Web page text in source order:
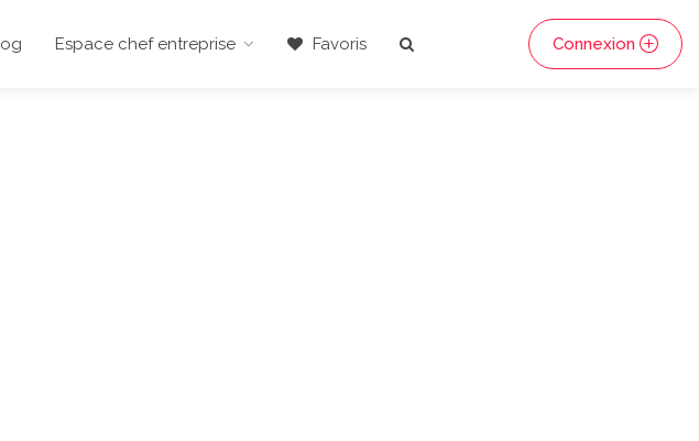
Espace chef entreprise Favoris Connexion